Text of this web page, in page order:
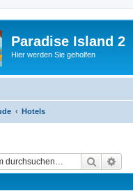
Paradise Island 2
Hier werden Sie geholfen
Hotels
Suche